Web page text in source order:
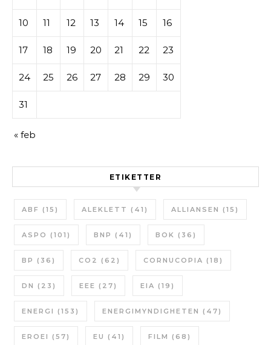
10 11 12 13 14 15 16
17 18 19 20 21 22 23
24 25 26 27 28 29 30
31
« feb
ETIKETTER
ABF (15) ALEKLETT (41) ALLIANSEN (15)
ASPO (101) BNP (41) BOK (36)
BP (36) CO2 (62) CORNUCOPIA (18)
DN (23) EEE (27) EIA (19)
ENERGI (153) ENERGIMYNDIGHETEN (47)
EROEI (57) EU (41) FILM (68)